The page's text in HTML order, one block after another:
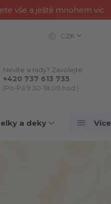
vše a ještě mnohem víc
CZK
Nevíte si rady? Zavolejte.
+420 737 613 735
(Po-Pá 9:30-18:00 hod.)
a deky Více